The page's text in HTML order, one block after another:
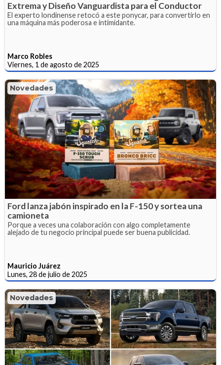
Extrema y Diseño Vanguardista para el Conductor
El experto londinense retocó a este ponycar, para convertirlo en
una máquina más poderosa e intimidante.
Marco Robles
Viernes, 1 de agosto de 2025
Novedades
Ford lanza jabón inspirado en la F-150 y sortea una
camioneta
Porque a veces una colaboración con algo completamente
alejado de tu negocio principal puede ser buena publicidad.
Mauricio Juárez
Lunes, 28 de julio de 2025
Novedades